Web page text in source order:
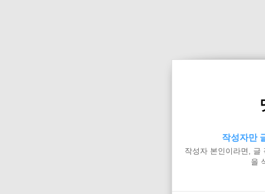
작성자만
작성자 본인이라면, 글
을